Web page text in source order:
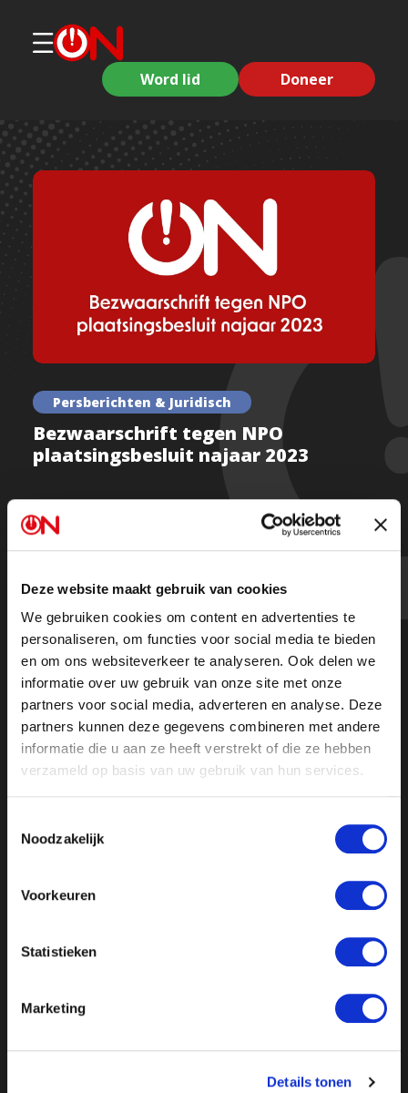
Deze website maakt gebruik van cookies
We gebruiken cookies om content en advertenties te
personaliseren, om functies voor social media te bieden
en om ons websiteverkeer te analyseren. Ook delen we
informatie over uw gebruik van onze site met onze
partners voor social media, adverteren en analyse. Deze
partners kunnen deze gegevens combineren met andere
informatie die u aan ze heeft verstrekt of die ze hebben
verzameld op basis van uw gebruik van hun services.
Noodzakelijk
Voorkeuren
Statistieken
Marketing
Details tonen
Word lid Doneer
Persberichten & Juridisch
Bezwaarschrift tegen NPO
plaatsingsbesluit najaar 2023
Vandaag maakt Ongehoord Nederland bezwaar tegen
opinieprogrammaOngehoord Nieuws. U kunt het
bezwaar in onderstaande PDF lezen.
Gronden van bezwaar plaatsingsbesluit najaar 2023